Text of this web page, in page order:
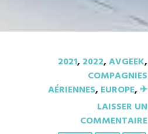
2021, 2022,AVGEEK,
COMPAGNIES
AÉRIENNES, EUROPE, ✈︎
LAISSER UN
COMMENTAIRE